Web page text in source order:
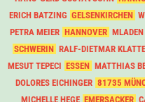
ERICH BATZING GELSENKIRCHEN
PETRA MEIER HANNOVER
SCHWERIN RALF-DIETMAR KLATTE
MESUT TEPECI ESSEN MATTHIAS
DOLORES EICHINGER 81735
MICHELLE HEGE EMERSACKER